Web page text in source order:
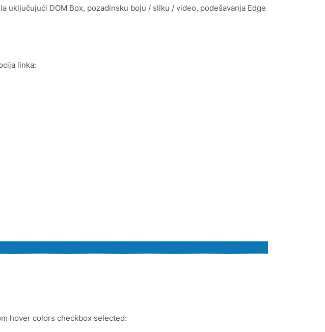
uključujući DOM Box, pozadinsku boju / sliku / video, podešavanja Edge
linka:
hover colors checkbox selected: